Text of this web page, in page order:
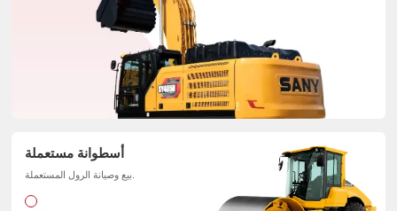
أسطوانة مستعملة